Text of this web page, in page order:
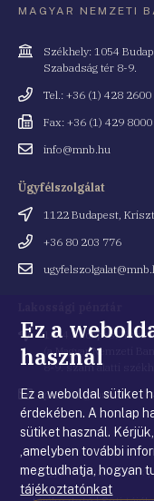
MAGYAR NEMZETI
Cím
Székhely: 1054
Szabadság tér 8-9.
Telefonszám
Tel.: +36 (1) 428 2600
Fax
Fax: +36 (1) 429 8000
Emailinfo@mnb.hu
Ügyfélszolgálat
Cím
1122 Budapest,
Telefonszám
+36 80 203 776
Email
Cím 1054 Budapest, Kiss
(a Magyar Nemzeti
8-9. szám alatti
Email
cím
penztar@mnb.hu
© Magyar Nemzeti Bank |
Ez a
használ
Ez a weboldal sütiket
érdekében. A honlap
sütiket használ.
,amelyben további
megtudhatja, hogyan
tájékoztatónkat